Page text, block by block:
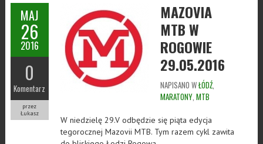
MAJ
26
2016
0
Komentarz
przez
Łukasz
MAZOVIA
MTB W
ROGOWIE
29.05.2016
NAPISANO WŁÓDŹ,
MARATONY, MTB
W niedzielę 29.V odbędzie się piąta edycja
tegorocznej Mazovii MTB. Tym razem cykl zawita